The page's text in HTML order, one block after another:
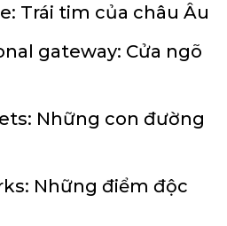
Trái tim của châu Âu
gateway: Cửa ngõ
Những con đường
Những điểm độc